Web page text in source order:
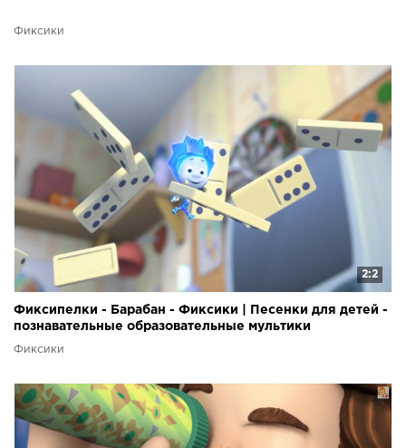
Фиксики
2:2
Фиксипелки - Барабан - Фиксики | Песенки для детей -
познавательные образовательные мультики
Фиксики